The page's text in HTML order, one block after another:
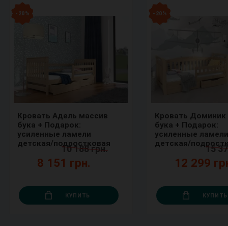
- 20 %
Кровать Адель массив
бука + Подарок:
усиленные ламели
детская/подростковая
8 151 грн.
10 188 грн.
КУПИТЬ
- 20 %
Кровать Доминик
бука + Подарок:
усиленные ламели
детская/
12 299
15
КУПИТЬ